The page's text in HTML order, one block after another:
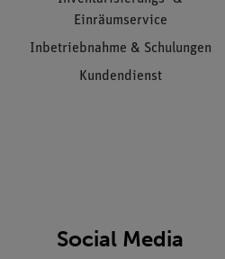
Einräumservice
Inbetriebnahme & Schulungen
Kundendienst
Social Media